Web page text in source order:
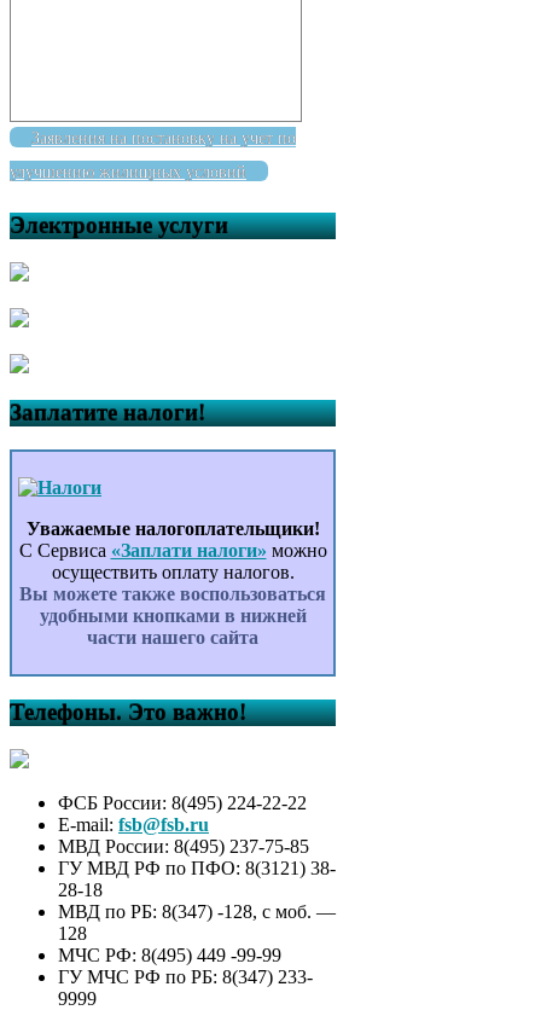
Заявления на постановку на учет по
улучшению жилищных условий
Электронные услуги
Заплатите налоги!
Уважаемые налогоплательщики!
С Сервиса «Заплати налоги» можно
осуществить оплату налогов.
Вы можете также воспользоваться
удобными кнопками в нижней
части нашего сайта
Телефоны. Это важно!
ФСБ России: 8(495) 224-22-22
E-mail: fsb@fsb.ru
МВД России: 8(495) 237-75-85
ГУ МВД РФ по ПФО: 8(3121) 38-
28-18
МВД по РБ: 8(347) -128, с моб. —
128
МЧС РФ: 8(495) 449 -99-99
ГУ МЧС РФ по РБ: 8(347) 233-
9999